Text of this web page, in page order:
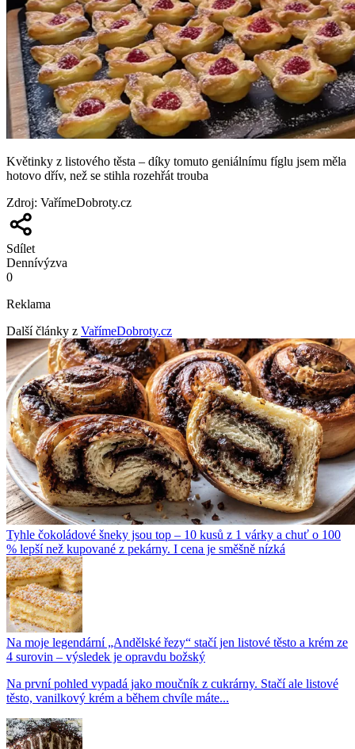
Květinky z listového těsta – díky tomuto geniálnímu fíglu jsem měla
hotovo dřív, než se stihla rozehřát trouba
Zdroj: VařímeDobroty.cz
Sdílet
Dennívýzva
0
Reklama
Další články z VařímeDobroty.cz
Tyhle čokoládové šneky jsou top – 10 kusů z 1 várky a chuť o 100
% lepší než kupované z pekárny. I cena je směšně nízká
Na moje legendární „Andělské řezy“ stačí jen listové těsto a krém ze
4 surovin – výsledek je opravdu božský
Na první pohled vypadá jako moučník z cukrárny. Stačí ale listové
těsto, vanilkový krém a během chvíle máte...